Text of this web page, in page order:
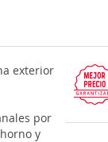
exterior
por
y